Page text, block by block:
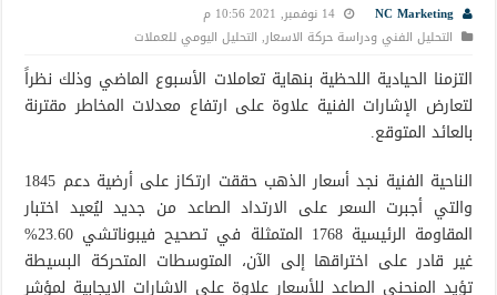
NC Marketing
14 نوفمبر, 2021 10:56 م
التحليل الفني ودراسة حركة الاسعار, التحليل اليومي للعملات
التزمنا الحيادية اللحظية بنهاية تعاملات الأسبوع الماضي وذلك نظراً
لتعارض الإشارات الفنية علاوة على ارتفاع معدلات المخاطر مقترنة
بالعائد المتوقع.
الناحية الفنية نجد أسعار الذهب حققت ارتكاز على أرضية دعم 1845
والتي أجبرت السعر على الارتداد الصاعد من جديد ليُعيد اختبار
المقاومة الرئيسية 1768 المتمثلة في تصحيح فيبوناتشي 23.60%
غير قادر على اختراقها إلى الآن، المتوسطات المتحركة البسيطة
تؤيد المنحنى الصاعد للأسعار علاوة على الإشارات الإيجابية لمؤشر